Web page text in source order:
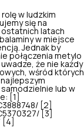
w ludzkim
się na
ostatnich latach
w miejsce
Jednak by
połączenia metylo
że nie każdy
wśród których
lub w
[1]
[2]
[3]